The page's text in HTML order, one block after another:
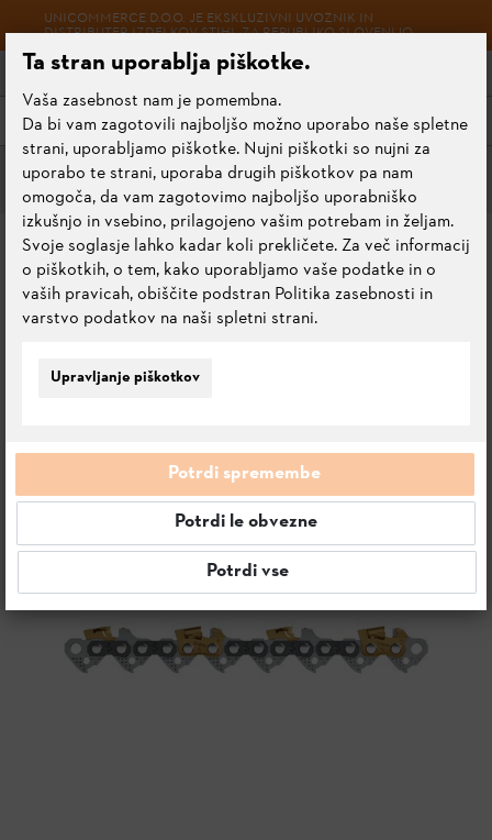
UNICOMMERCE D.O.O. JE EKSKLUZIVNI UVOZNIK IN
DISTRIBUTER IZDELKOV STIHL ZA REPUBLIKO SLOVENIJO.
Meni
Trpežne verige
VERIGA .325", 1,6 MM,
RAPID DURO (RD3), 40
CM
0.0 Oceni ta izdelek
Upravljanje piškotkov
Ta stran uporablja piškotke.
Vaša zasebnost nam je pomembna.
Da bi vam zagotovili najboljšo možno uporabo naše spletne
strani, uporabljamo piškotke. Nujni piškotki so nujni za
uporabo te strani, uporaba drugih piškotkov pa nam
omogoča, da vam zagotovimo najboljšo uporabniško
izkušnjo in vsebino, prilagojeno vašim potrebam in željam.
Svoje soglasje lahko kadar koli prekličete. Za več informacij
o piškotkih, o tem, kako uporabljamo vaše podatke in o
vaših pravicah, obiščite podstran Politika zasebnosti in
varstvo podatkov na naši spletni strani.
Potrdi spremembe
Potrdi le obvezne
Potrdi vse